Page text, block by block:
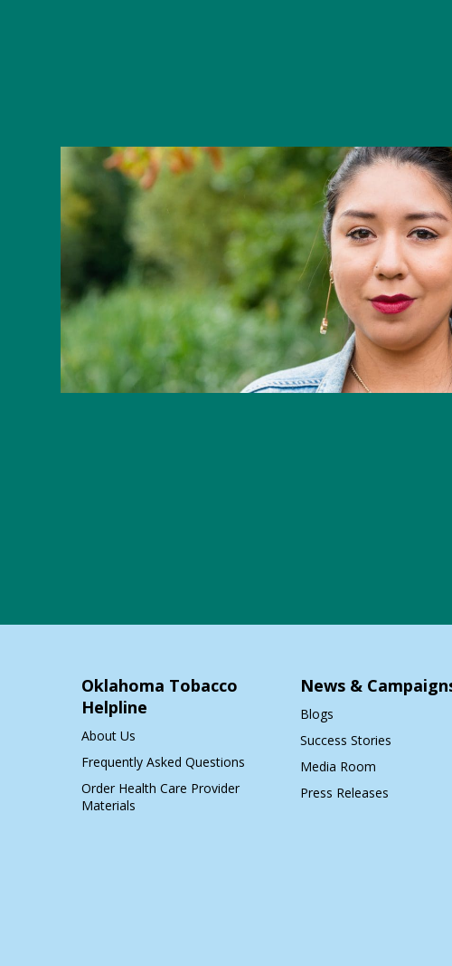
Oklahoma Tobacco
Helpline
About Us
Frequently Asked Questions
Order Health Care Provider
Materials
News &
Blogs
Success Stories
Media Room
Press Releases